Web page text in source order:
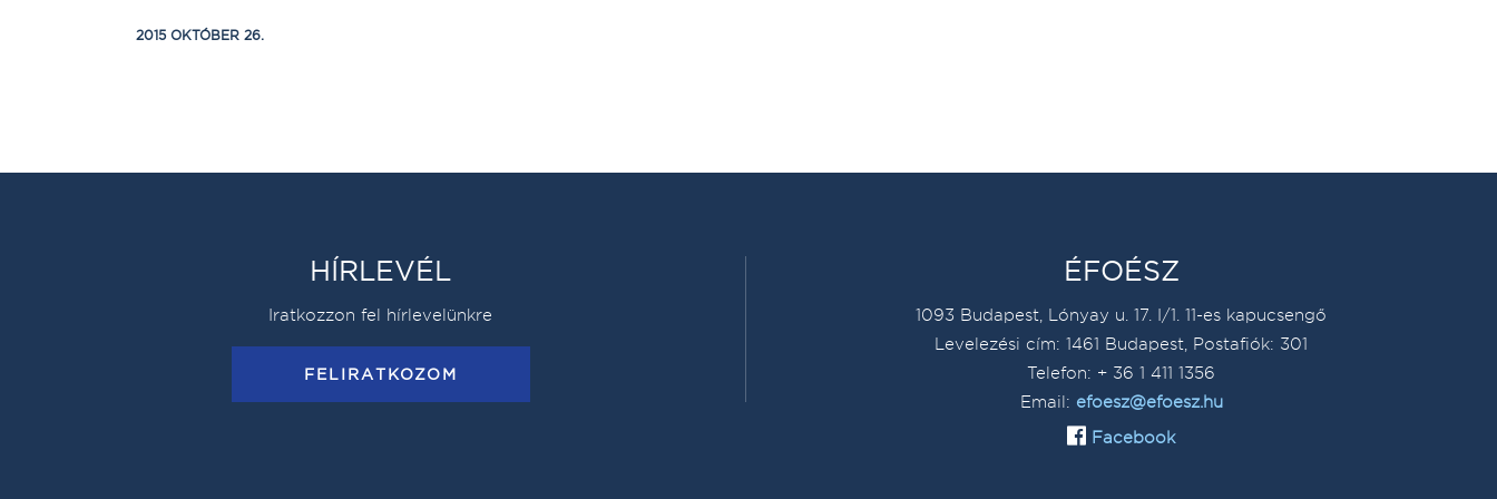
2015 OKTÓBER 26.
HÍRLEVÉL
Iratkozzon fel hírlevelünkre
FELIRATKOZOM
ÉFOÉSZ
1093 Budapest, Lónyay u. 17. I/1. 11-es kapucsengő
Levelezési cím: 1461 Budapest, Postafiók: 301
Telefon: + 36 1 411 1356
Email: efoesz@efoesz.hu
Facebook